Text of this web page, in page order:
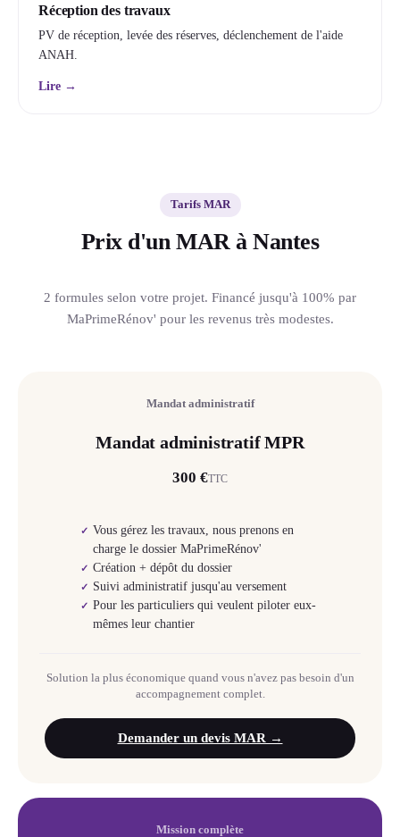
Réception des travaux
PV de réception, levée des réserves, déclenchement de l'aide
ANAH.
Lire →
Tarifs MAR
Prix d'un MAR à Nantes
2 formules selon votre projet. Financé jusqu'à 100% par
MaPrimeRénov' pour les revenus très modestes.
Mandat administratif
Mandat administratif MPR
300 €TTC
✓ Vous gérez les travaux, nous prenons en
charge le dossier MaPrimeRénov'
✓ Création + dépôt du dossier
✓ Suivi administratif jusqu'au versement
✓ Pour les particuliers qui veulent piloter eux-
mêmes leur chantier
Solution la plus économique quand vous n'avez pas besoin d'un
accompagnement complet.
Demander un devis MAR →
Mission complète